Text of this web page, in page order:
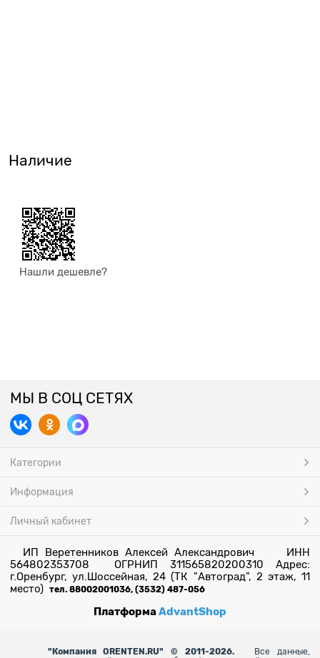
Наличие
Нашли дешевле?
МЫ В СОЦ СЕТЯХ
Категории
Информация
Личный кабинет
ИП Веретенников Алексей Александрович ИНН
564802353708 ОГРНИП 311565820200310 Адрес:
г.Оренбург, ул.Шоссейная, 24 (ТК "Автоград", 2 этаж, 11
место) тел. 88002001036, (3532) 487-056
ПлатформаAdvantShop
" Компания ORENTEN.RU" © 2011-2026.
Все данные,